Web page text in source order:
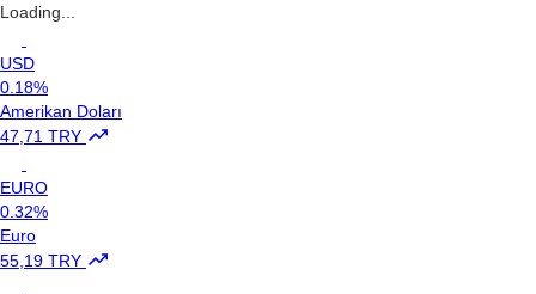
Loading...
USD
0.18%
Amerikan Doları
47,71 TRY
EURO
0.32%
Euro
55,19 TRY